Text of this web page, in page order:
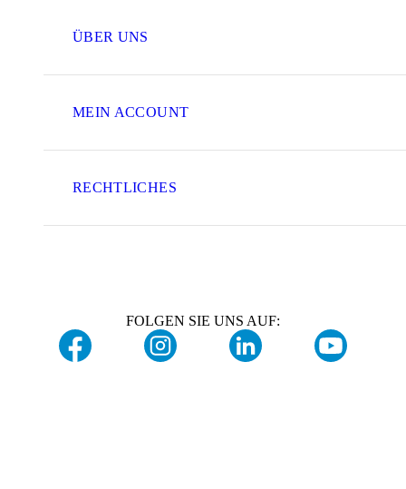
ÜBER UNS
MEIN ACCOUNT
RECHTLICHES
FOLGEN SIE UNS AUF: